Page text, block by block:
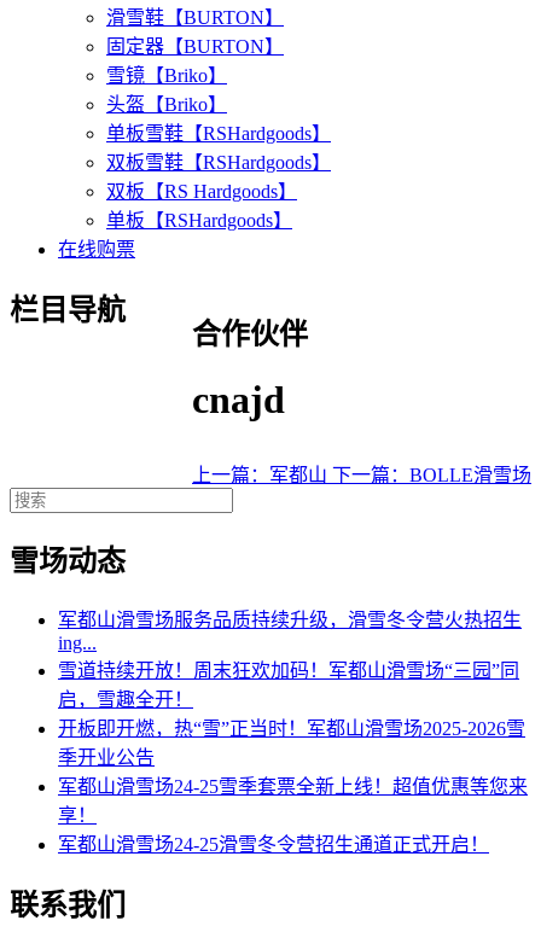
滑雪鞋【BURTON】
固定器【BURTON】
雪镜【Briko】
头盔【Briko】
单板雪鞋【RSHardgoods】
双板雪鞋【RSHardgoods】
双板【RS Hardgoods】
单板【RSHardgoods】
在线购票
合作伙伴
cnajd
上一篇：军都山 下一篇：BOLLE滑雪场
栏目导航
雪场动态
军都山滑雪场服务品质持续升级，滑雪冬令营火热招生
ing...
雪道持续开放！周末狂欢加码！军都山滑雪场“三园”同
启，雪趣全开！
开板即开燃，热“雪”正当时！军都山滑雪场2025-2026雪
季开业公告
军都山滑雪场24-25雪季套票全新上线！超值优惠等您来
享！
军都山滑雪场24-25滑雪冬令营招生通道正式开启！
联系我们